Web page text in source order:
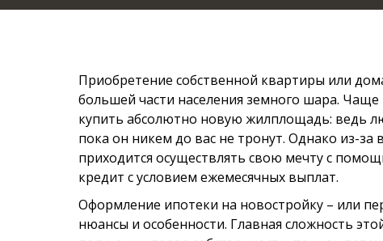
Приобретение собственной квартиры или
большей части населения земного шара. Чаще
купить абсолютно новую жилплощадь: ведь
пока он никем до вас не тронут. Однако из-за
приходится осуществлять свою мечту с
кредит с условием ежемесячных выплат.
Оформление ипотеки на новостройку – или
нюансы и особенности. Главная сложность